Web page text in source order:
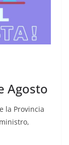
Agosto
la Provincia